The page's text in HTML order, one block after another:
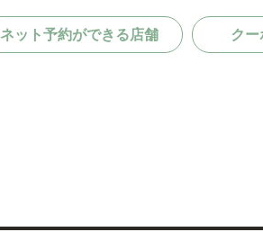
ネット予約ができる店舗 クー